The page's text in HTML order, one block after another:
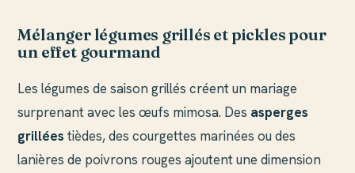
Mélanger légumes grillés et pickles pour
un effet gourmand
Les légumes de saison grillés créent un mariage
surprenant avec les œufs mimosa. Des asperges
grillées tièdes, des courgettes marinées ou des
lanières de poivrons rouges ajoutent une dimension